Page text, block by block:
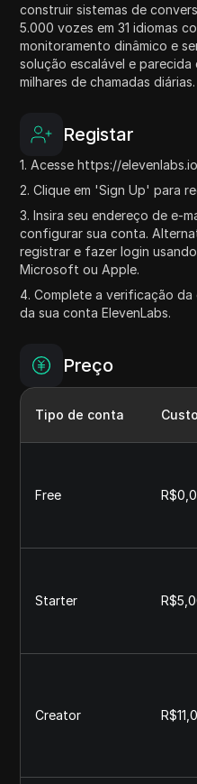
construir sistemas de
5.000 vozes em 31 idiomas
monitoramento dinâmico e
solução escalável e parecida
milhares de chamadas diárias.
Registar
1. Acesse https://
2. Clique em 'Sign Up' para
3. Insira seu endereço de e-
configurar sua conta.
registrar e fazer login
Microsoft ou Apple.
4. Complete a verificação
da sua conta ElevenLabs.
Preço
Tipo de conta Custo
Free
Starter
Creator